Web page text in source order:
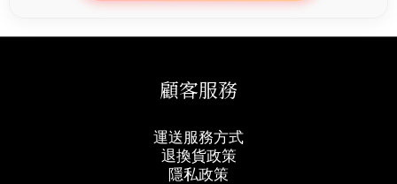
顧客服務
運送服務方式
退換貨政策
隱私政策